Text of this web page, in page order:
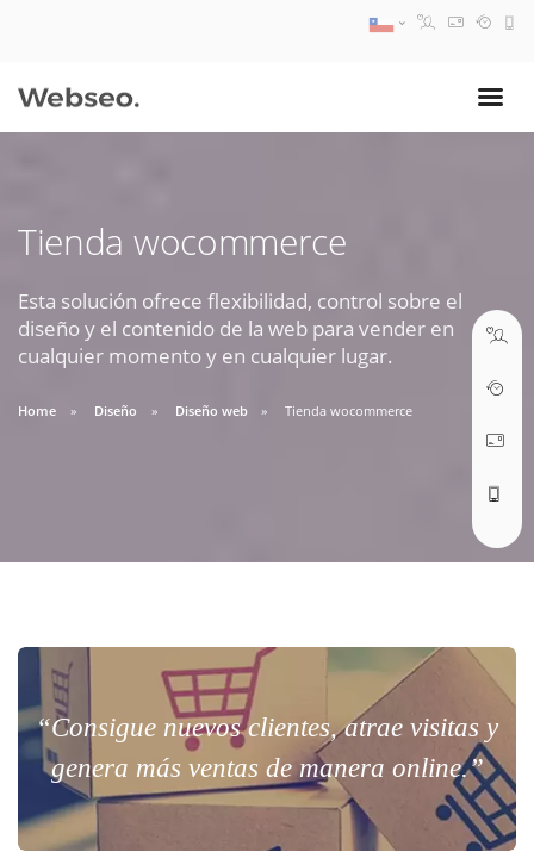
Tienda wocommerce
Esta solución ofrece flexibilidad, control sobre el
diseño y el contenido de la web para vender en
cualquier momento y en cualquier lugar.
Home Diseño Diseño web Tienda wocommerce
“Consigue nuevos clientes, atrae visitas y
genera más ventas de manera online.”
09:30 AM A 18:30 PM
soporte@webseo.cl
ABRIR TICKET